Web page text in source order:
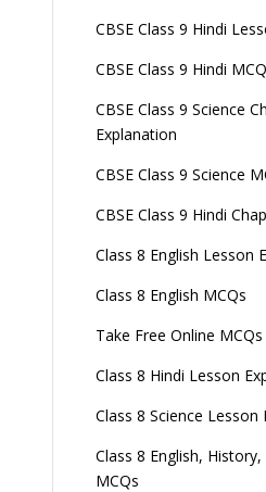
CBSE Class 9 Hindi
CBSE Class 9 Hindi
CBSE Class 9 Science
Explanation
CBSE Class 9 Science
CBSE Class 9 Hindi
Class 8 English Lesson
Class 8 English MCQs
Take Free Online
Class 8 Hindi Lesson
Class 8 Science Lesson
Class 8 English,
MCQs